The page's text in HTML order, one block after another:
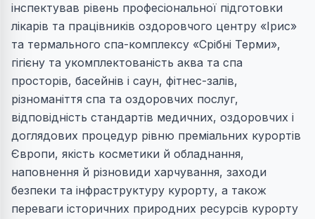
інспектував рівень професіональної підготовки
лікарів та працівників оздоровчого центру «Ірис»
та термального спа-комплексу «Срібні Терми»,
гігієну та укомплектованість аква та спа
просторів, басейнів і саун, фітнес-залів,
різноманіття спа та оздоровчих послуг,
відповідність стандартів медичних, оздоровчих і
доглядових процедур рівню преміальних курортів
Європи, якість косметики й обладнання,
наповнення й різновиди харчування, заходи
безпеки та інфраструктуру курорту, а також
переваги історичних природних ресурсів курорту